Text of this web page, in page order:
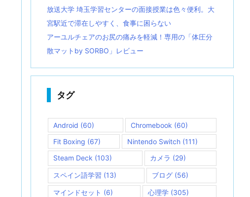
放送大学 埼玉学習センターの面接授業は色々便利。大
宮駅近で滞在しやすく、食事に困らない
アーユルチェアのお尻の痛みを軽減！専用の「体圧分
散マットby SORBO」レビュー
タグ
Android (60) Chromebook (60)
Fit Boxing (67) Nintendo Switch(111)
Steam Deck (103) カメラ (29)
スペイン語学習 (13) ブログ (56)
マインドセット (6) 心理学 (305)